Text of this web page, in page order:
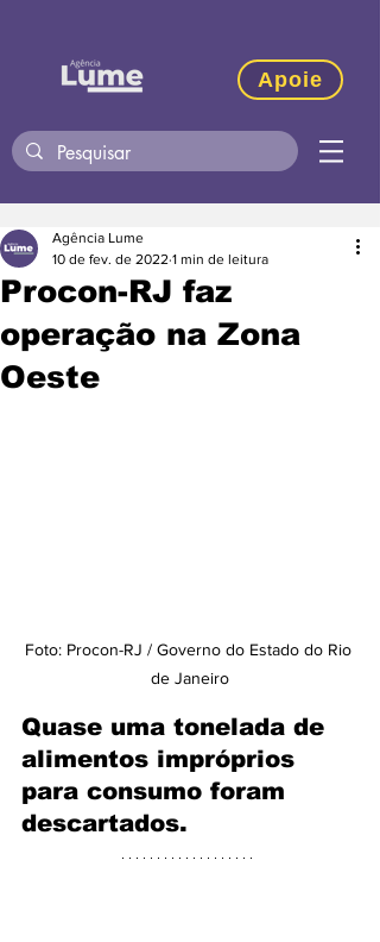
Apoie
Procon-RJ faz
operação na Zona
Oeste
Agência Lume
10 de fev. de 2022 1 min de leitura
Foto: Procon-RJ / Governo do Estado do Rio
de Janeiro
Quase uma tonelada de
alimentos impróprios
para consumo foram
descartados.